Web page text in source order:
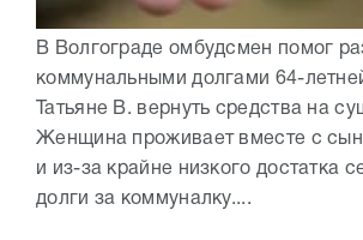
В Волгограде омбудсмен помог
коммунальными долгами 64-
Татьяне В. вернуть средства на
Женщина проживает вместе с
и из-за крайне низкого достатка
долги за коммуналку....